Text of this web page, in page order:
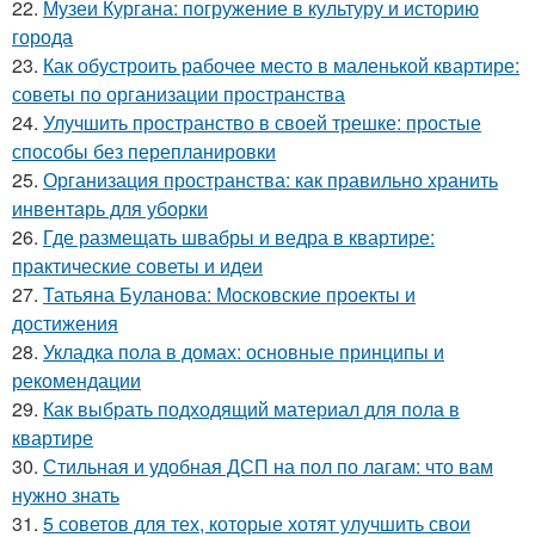
22. Музеи Кургана: погружение в культуру и историю
города
23. Как обустроить рабочее место в маленькой квартире:
советы по организации пространства
24. Улучшить пространство в своей трешке: простые
способы без перепланировки
25. Организация пространства: как правильно хранить
инвентарь для уборки
26. Где размещать швабры и ведра в квартире:
практические советы и идеи
27. Татьяна Буланова: Московские проекты и
достижения
28. Укладка пола в домах: основные принципы и
рекомендации
29. Как выбрать подходящий материал для пола в
квартире
30. Стильная и удобная ДСП на пол по лагам: что вам
нужно знать
31. 5 советов для тех, которые хотят улучшить свои